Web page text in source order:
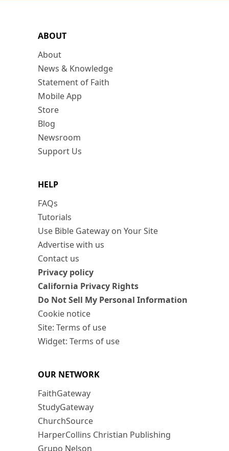
ABOUT
About
News & Knowledge
Statement of Faith
Mobile App
Store
Blog
Newsroom
Support Us
HELP
FAQs
Tutorials
Use Bible Gateway on Your Site
Advertise with us
Contact us
Privacy policy
California Privacy Rights
Do Not Sell My Personal Information
Cookie notice
Site: Terms of use
Widget: Terms of use
OUR NETWORK
FaithGateway
StudyGateway
ChurchSource
HarperCollins Christian Publishing
Grupo Nelson